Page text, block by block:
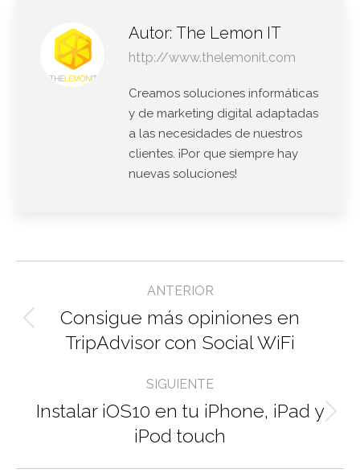
Autor: The Lemon IT
http://www.thelemonit.com
Creamos soluciones informáticas
y de marketing digital adaptadas
a las necesidades de nuestros
clientes. ¡Por que siempre hay
nuevas soluciones!
Navegación
entre
entradas
ANTERIOR
Entrada
anterior:
Consigue más opiniones en
TripAdvisor con Social WiFi
SIGUIENTE
Entrada
siguiente:
Instalar iOS10 en tu iPhone, iPad y
iPod touch